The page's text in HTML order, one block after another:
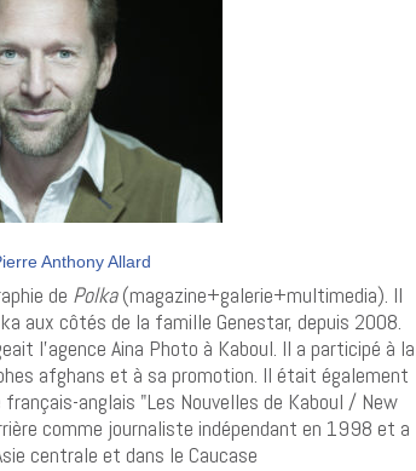
Anthony Allard
de Polka(magazine+galerie+multimedia). Il
aux côtés de la famille Genestar, depuis 2008.
l'agence Aina Photo à Kaboul. Il a participé à la
afghans et à sa promotion. Il était également
anglais "Les Nouvelles de Kaboul / New
comme journaliste indépendant en 1998 et a
centrale et dans le Caucase.